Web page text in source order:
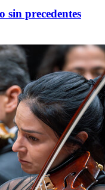
sin precedentes